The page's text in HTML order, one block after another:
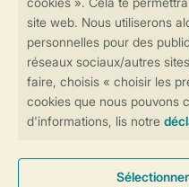
Plus
Réservations en ligne
Transmission
Paiement sécurisé